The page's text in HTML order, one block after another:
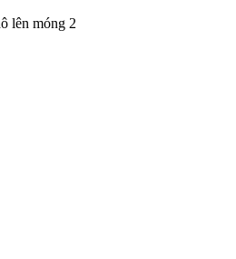
lên móng 2